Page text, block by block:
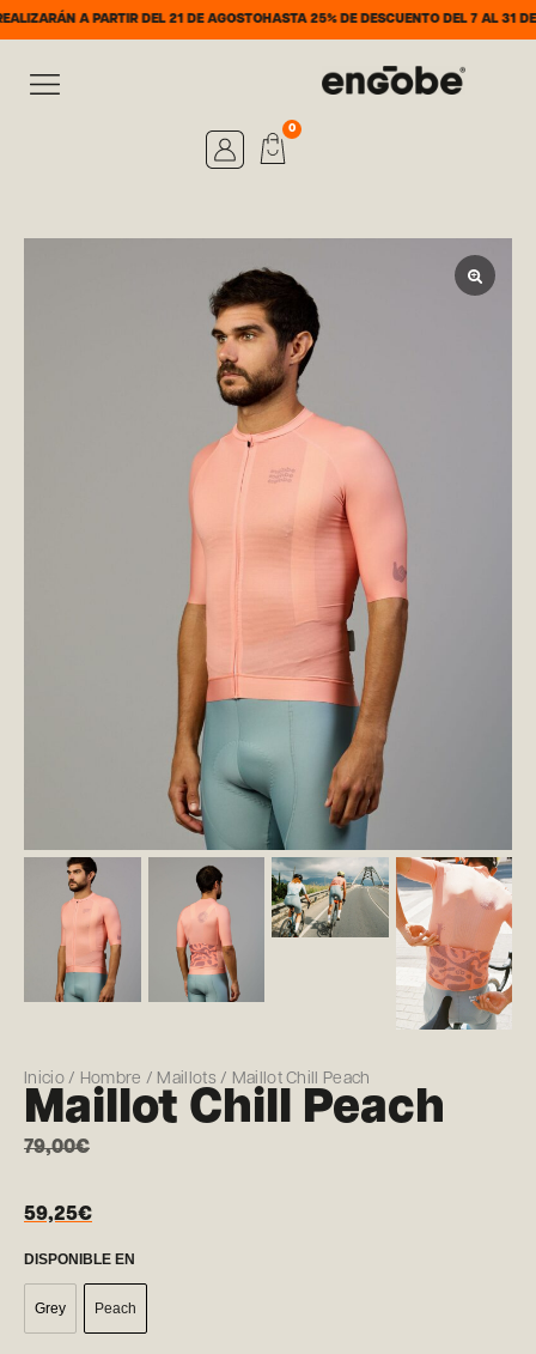
A PARTIR DEL 21 DE AGOSTOHASTA 25% DE DESCUENTO DEL 7 AL 31 DE
0
Inicio/ Hombre / Maillots / Maillot Chill Peach
Maillot Chill Peach
79,00€
59,25€
DISPONIBLE EN
Grey Peach